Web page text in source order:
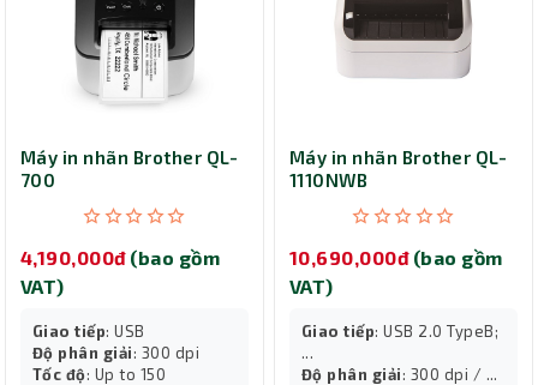
Máy in nhãn Brother QL-
700
4,190,000đ (bao gồm
VAT)
Giao tiếp: USB
Độ phân giải: 300 dpi
Tốc độ: Up to 150
Máy in nhãn Brother QL-
1110NWB
10,690,000đ (bao gồm
VAT)
Giao tiếp: USB 2.0 TypeB;
...
Độ phân giải: 300 dpi / ...